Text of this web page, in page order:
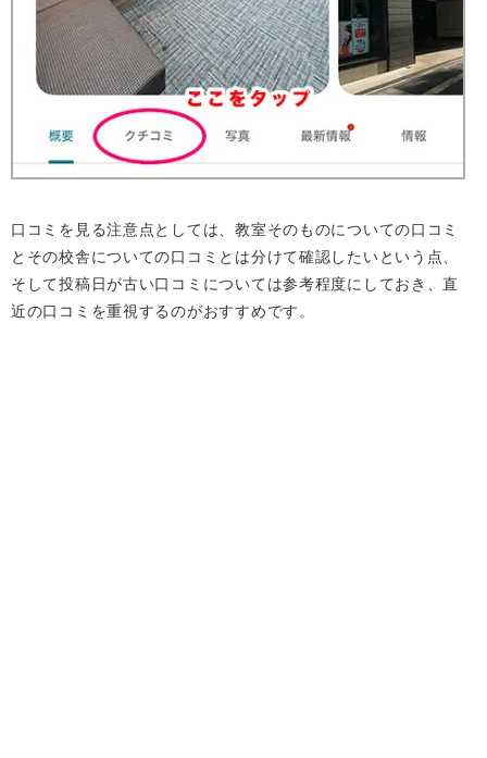
口コミを見る注意点としては、教室そのものについての口コミ
とその校舎についての口コミとは分けて確認したいという点、
そして投稿日が古い口コミについては参考程度にしておき、直
近の口コミを重視するのがおすすめです。